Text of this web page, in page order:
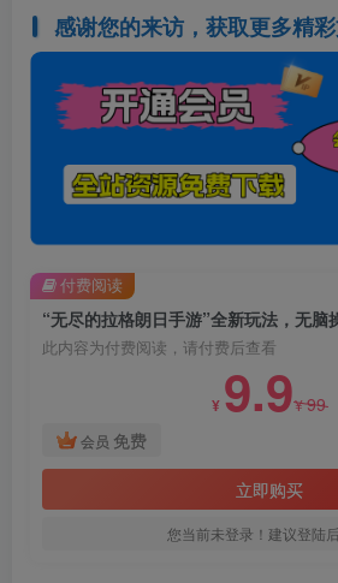
感谢您的来访，获取更多精彩
此内容为付费阅读，请付费后查看
¥ 9.9¥99
会员 免费
立即购买
您当前未登录！建议登陆
付费阅读